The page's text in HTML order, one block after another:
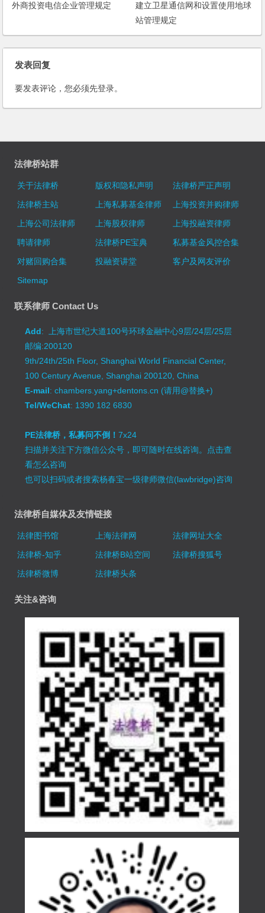
外商投资电信企业管理规定
建立卫星通信网和设置使用地球
站管理规定
发表回复
要发表评论，您必须先登录。
法律桥站群
关于法律桥 版权和隐私声明
法律桥严正声明
法律桥主站
上海私募基金律师
上海投资并购律师
上海公司法律师
上海股权律师
上海投融资律师
聘请律师
法律桥PE宝典
私募基金风控合集
对赌回购合集
投融资讲堂
客户及网友评价
Sitemap
联系律师 Contact Us
Add: 上海市世纪大道100号环球金融中心9层/24层/25层
邮编:200120
9th/24th/25th Floor, Shanghai World Financial Center,
100 Century Avenue, Shanghai 200120, China
E-mail: chambers.yang+dentons.cn (请用@替换+)
Tel/WeChat: 1390 182 6830
PE法律桥，私募问不倒！7x24
扫描并关注下方微信公众号，即可随时在线咨询。 点击查
看怎么咨询
也可以扫码或者搜索杨春宝一级律师微信(lawbridge)咨询
法律桥自媒体及友情链接
法律图书馆 上海法律网
法律网址大全
法律桥-知乎
法律桥B站空间
法律桥搜狐号
法律桥微博
法律桥头条
关注&咨询